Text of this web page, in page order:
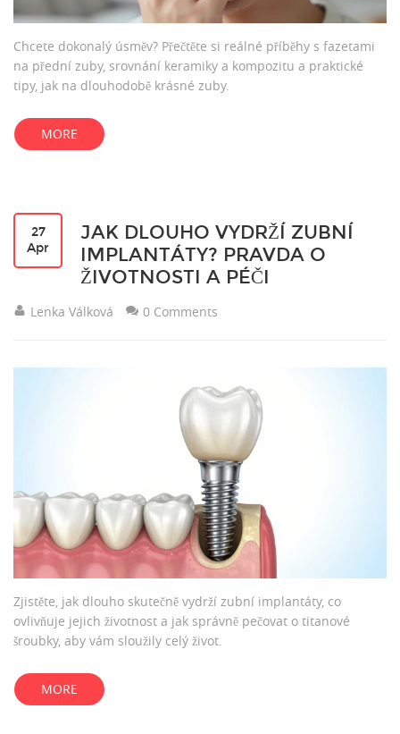
Chcete dokonalý úsměv? Přečtěte si reálné příběhy s fazetami
na přední zuby, srovnání keramiky a kompozitu a praktické
tipy, jak na dlouhodobě krásné zuby.
MORE
27
Apr
JAK DLOUHO VYDRŽÍ ZUBNÍ
IMPLANTÁTY? PRAVDA O
ŽIVOTNOSTI A PÉČI
Lenka Válková 0 Comments
Zjistěte, jak dlouho skutečně vydrží zubní implantáty, co
ovlivňuje jejich životnost a jak správně pečovat o titanové
šroubky, aby vám sloužily celý život.
MORE